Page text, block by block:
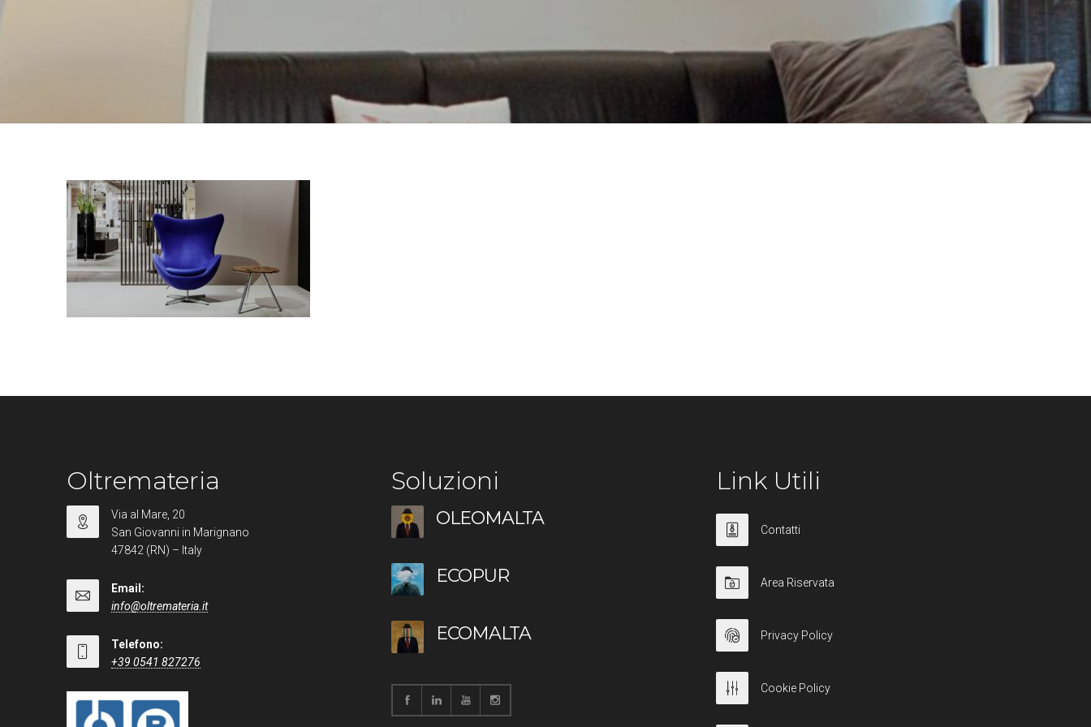
Oltremateria
Via al Mare, 20
San Giovanni in Marignano
47842 (RN) – Italy
Email:
info@oltremateria.it
Telefono:
+39 0541 827276
Soluzioni
OLEOMALTA
ECOPUR
ECOMALTA
Link Utili
Contatti
Area Riservata
Privacy Policy
Cookie Policy